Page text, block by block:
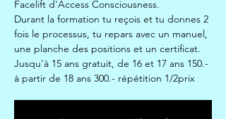
Facelift d'Access Consciousness.
Durant la formation tu reçois et tu donnes 2
fois le processus, tu repars avec un manuel,
une planche des positions et un certificat.
Jusqu'à 15 ans gratuit, de 16 et 17 ans 150.-
à partir de 18 ans 300.- répétition 1/2prix